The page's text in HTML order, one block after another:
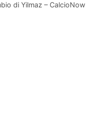
di Yilmaz – CalcioNow